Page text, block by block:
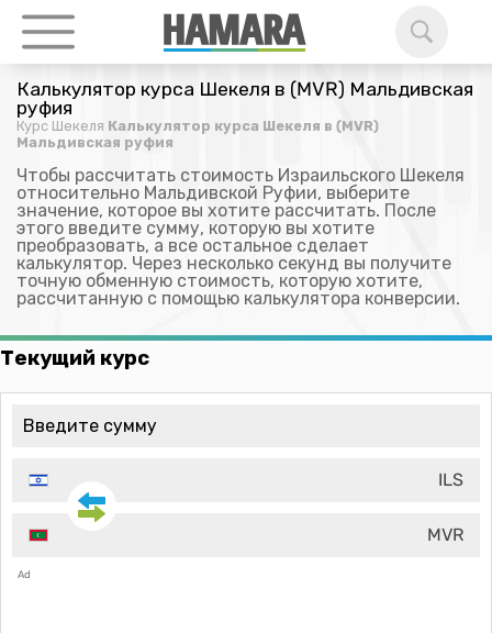
Калькулятор курса Шекеля в (MVR) Мальдивская
руфия
Курс Шекеля Калькулятор курса Шекеля в (MVR)
Мальдивская руфия
Чтобы рассчитать стоимость Израильского Шекеля
относительно Мальдивской Руфии, выберите
значение, которое вы хотите рассчитать. После
этого введите сумму, которую вы хотите
преобразовать, а все остальное сделает
калькулятор. Через несколько секунд вы получите
точную обменную стоимость, которую хотите,
рассчитанную с помощью калькулятора конверсии.
Текущий курс
ILS
MVR
Ad